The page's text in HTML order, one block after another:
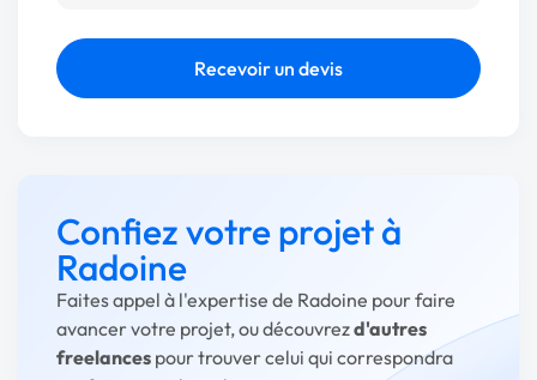
Recevoir un devis
Confiez votre projet à
Radoine
Faites appel à l'expertise de Radoine pour faire
avancer votre projet, ou découvrezd'autres
freelances pour trouver celui qui correspondra